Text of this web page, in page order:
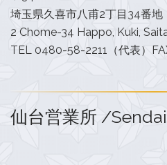
埼玉県久喜市八甫2丁目34番地
2 Chome-34 Happo, Kuki,
TEL 0480-58-2211（代表）
仙台営業所 /